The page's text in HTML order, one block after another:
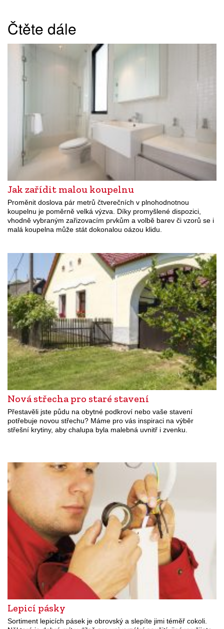
Čtěte dále
Jak zařídit malou koupelnu
Proměnit doslova pár metrů čtverečních v plnohodnotnou
koupelnu je poměrně velká výzva. Díky promyšlené dispozici,
vhodně vybraným zařizovacím prvkům a volbě barev či vzorů se i
malá koupelna může stát dokonalou oázou klidu.
Nová střecha pro staré stavení
Přestavěli jste půdu na obytné podkroví nebo vaše stavení
potřebuje novou střechu? Máme pro vás inspiraci na výběr
střešní krytiny, aby chalupa byla malebná uvnitř i zvenku.
Lepicí pásky
Sortiment lepicích pásek je obrovský a slepíte jimi téměř cokoli.